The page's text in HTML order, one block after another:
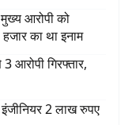
आरोपी को
का था इनाम
आरोपी गिरफ्तार,
इंजीनियर 2 लाख रुपए